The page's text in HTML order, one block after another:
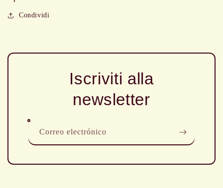
Condividi
Iscriviti alla
newsletter
Correo electrónico